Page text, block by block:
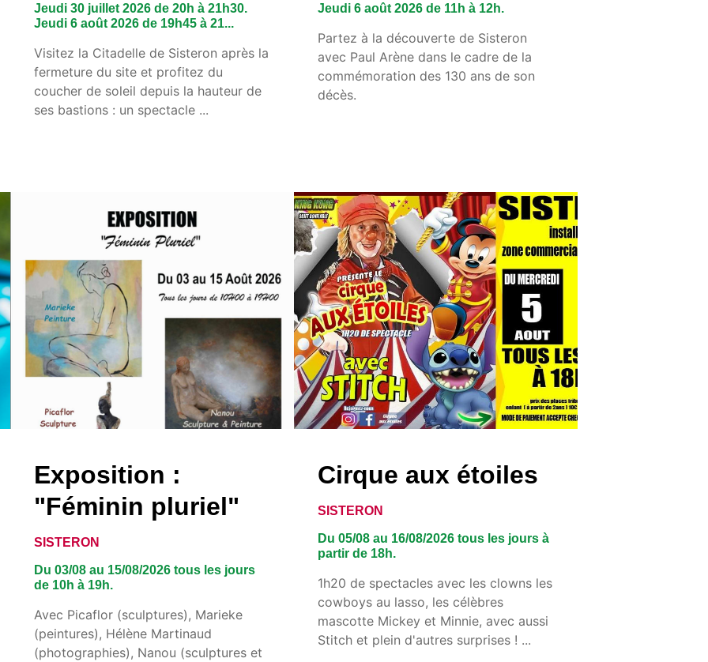
Jeudi 30 juillet 2026 de 20h à 21h30.
Jeudi 6 août 2026 de 19h45 à 21...
Visitez la Citadelle de Sisteron après la
fermeture du site et profitez du
coucher de soleil depuis la hauteur de
ses bastions : un spectacle ...
Jeudi 6 août 2026 de 11h à 12h.
Partez à la découverte de Sisteron
avec Paul Arène dans le cadre de la
commémoration des 130 ans de son
décès.
Exposition :
"Féminin pluriel"
SISTERON
Du 03/08 au 15/08/2026 tous les jours
de 10h à 19h.
Avec Picaflor (sculptures), Marieke
(peintures), Hélène Martinaud
(photographies), Nanou (sculptures et
Cirque aux étoiles
SISTERON
Du 05/08 au 16/08/2026 tous les jours à
partir de 18h.
1h20 de spectacles avec les clowns les
cowboys au lasso, les célèbres
mascotte Mickey et Minnie, avec aussi
Stitch et plein d'autres surprises ! ...